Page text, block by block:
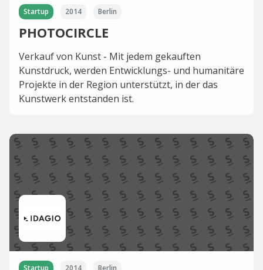
Startup 2014 Berlin
PHOTOCIRCLE
Verkauf von Kunst - Mit jedem gekauften
Kunstdruck, werden Entwicklungs- und humanitäre
Projekte in der Region unterstützt, in der das
Kunstwerk entstanden ist.